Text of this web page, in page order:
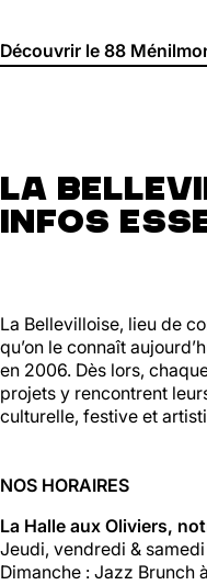
Découvrir le 88
La
infos
La Bellevilloise, lieu de
qu’on le connaît
en 2006. Dès lors,
projets y rencontrent
culturelle, festive et
NOS HORAIRES
La Halle aux Oliviers,
Jeudi, vendredi & samedi
Dimanche : Jazz Brunch